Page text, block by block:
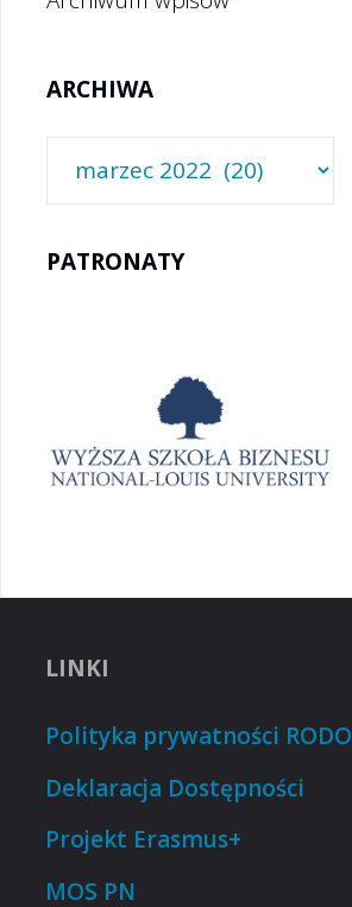
ARCHIWA
PATRONATY
LINKI
Polityka prywatności RODO
Deklaracja Dostępności
Projekt Erasmus+
MOS PN